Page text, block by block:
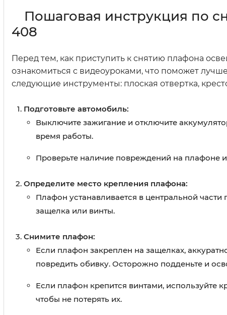
Пошаговая инструкция по
408
Перед тем, как приступить к снятию плафона
ознакомиться с видеоуроками, что поможет
следующие инструменты: плоская отвертка,
Подготовьте автомобиль:
Выключите зажигание и отключите
время работы.
Проверьте наличие повреждений на плафоне
Определите место крепления плафона:
Плафон устанавливается в центральной
защелка или винты.
Снимите плафон:
Если плафон закреплен на защелках,
повредить обивку. Осторожно подденьте и
Если плафон крепится винтами, используйте
чтобы не потерять их.